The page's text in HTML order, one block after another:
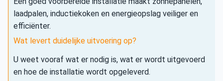
laadpalen, inductiekoken en energieopslag veiliger en
efficiënter.
Wat levert duidelijke uitvoering op?
U weet vooraf wat er nodig is, wat er wordt uitgevoerd
en hoe de installatie wordt opgeleverd.